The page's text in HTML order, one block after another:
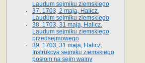
Laudum sejmiku ziemskiego
37. 1703, 2 maja, Halicz.
Laudum sejmiku ziemskiego
38. 1703, 31 maja, Halicz.
Laudum sejmiku ziemskiego
przedsejmowego
39. 1703, 31 maja, Halicz.
Instrukcya sejmiku ziemskiego
posłom na sejm walny